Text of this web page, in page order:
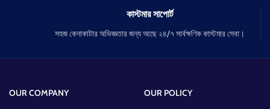
কাস্টমার সাপোর্ট
সহজ কেনাকাটার অভিজ্ঞতার জন্য আছে ২৪/৭ সার্বক্ষণিক কাস্টমার সেবা।
OUR COMPANY
OUR POLICY